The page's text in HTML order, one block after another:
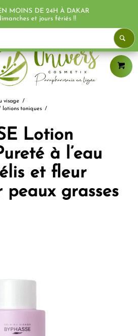
visage
/
lotions toniques /
Lotion
à l’eau
et fleur
peaux grasses
MOINS DE 24H À DAKAR
et jours fériés !!